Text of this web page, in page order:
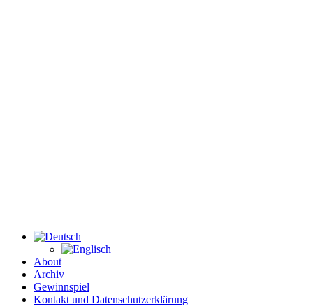
About
Archiv
Gewinnspiel
Kontakt und Datenschutzerklärung